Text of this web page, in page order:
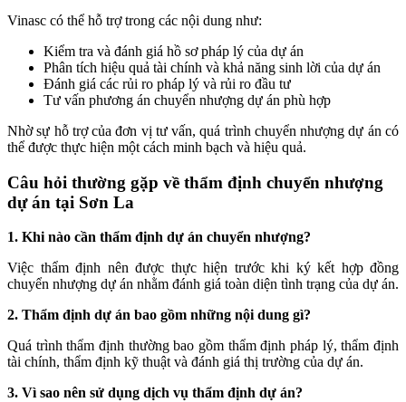
Vinasc có thể hỗ trợ trong các nội dung như:
Kiểm tra và đánh giá hồ sơ pháp lý của dự án
Phân tích hiệu quả tài chính và khả năng sinh lời của dự án
Đánh giá các rủi ro pháp lý và rủi ro đầu tư
Tư vấn phương án chuyển nhượng dự án phù hợp
Nhờ sự hỗ trợ của đơn vị tư vấn, quá trình chuyển nhượng dự án có
thể được thực hiện một cách minh bạch và hiệu quả.
Câu hỏi thường gặp về thẩm định chuyển nhượng
dự án tại Sơn La
1. Khi nào cần thẩm định dự án chuyển nhượng?
Việc thẩm định nên được thực hiện trước khi ký kết hợp đồng
chuyển nhượng dự án nhằm đánh giá toàn diện tình trạng của dự án.
2. Thẩm định dự án bao gồm những nội dung gì?
Quá trình thẩm định thường bao gồm thẩm định pháp lý, thẩm định
tài chính, thẩm định kỹ thuật và đánh giá thị trường của dự án.
3. Vì sao nên sử dụng dịch vụ thẩm định dự án?